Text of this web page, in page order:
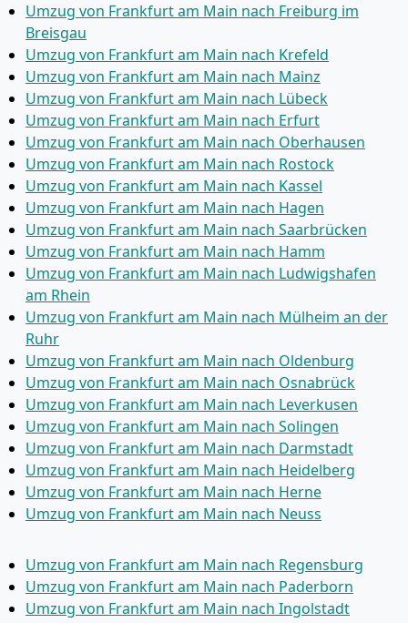
Umzug von Frankfurt am Main nach Freiburg im
Breisgau
Umzug von Frankfurt am Main nach Krefeld
Umzug von Frankfurt am Main nach Mainz
Umzug von Frankfurt am Main nach Lübeck
Umzug von Frankfurt am Main nach Erfurt
Umzug von Frankfurt am Main nach Oberhausen
Umzug von Frankfurt am Main nach Rostock
Umzug von Frankfurt am Main nach Kassel
Umzug von Frankfurt am Main nach Hagen
Umzug von Frankfurt am Main nach Saarbrücken
Umzug von Frankfurt am Main nach Hamm
Umzug von Frankfurt am Main nach Ludwigshafen
am Rhein
Umzug von Frankfurt am Main nach Mülheim an der
Ruhr
Umzug von Frankfurt am Main nach Oldenburg
Umzug von Frankfurt am Main nach Osnabrück
Umzug von Frankfurt am Main nach Leverkusen
Umzug von Frankfurt am Main nach Solingen
Umzug von Frankfurt am Main nach Darmstadt
Umzug von Frankfurt am Main nach Heidelberg
Umzug von Frankfurt am Main nach Herne
Umzug von Frankfurt am Main nach Neuss
Umzug von Frankfurt am Main nach Regensburg
Umzug von Frankfurt am Main nach Paderborn
Umzug von Frankfurt am Main nach Ingolstadt